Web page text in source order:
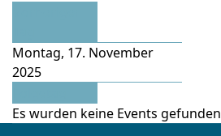
Montag, 17. November
2025
Es wurden keine Events gefunden